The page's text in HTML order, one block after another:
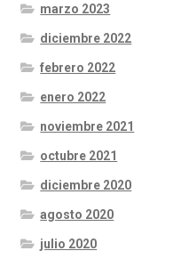
marzo 2023
diciembre 2022
febrero 2022
enero 2022
noviembre 2021
octubre 2021
diciembre 2020
agosto 2020
julio 2020